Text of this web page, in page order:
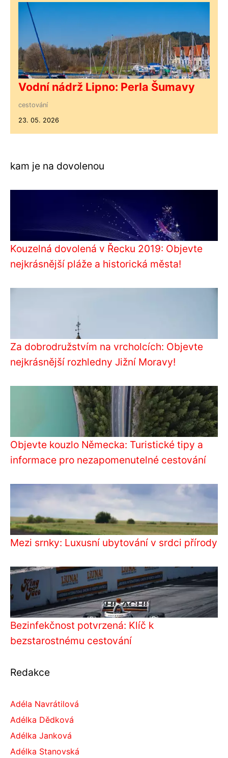
Vodní nádrž Lipno: Perla Šumavy
cestování
23. 05. 2026
kam je na dovolenou
Kouzelná dovolená v Řecku 2019: Objevte
nejkrásnější pláže a historická města!
Za dobrodružstvím na vrcholcích: Objevte
nejkrásnější rozhledny Jižní Moravy!
Objevte kouzlo Německa: Turistické tipy a
informace pro nezapomenutelné cestování
Mezi srnky: Luxusní ubytování v srdci přírody
Bezinfekčnost potvrzená: Klíč k
bezstarostnému cestování
Redakce
Adéla Navrátilová
Adélka Dědková
Adélka Janková
Adélka Stanovská